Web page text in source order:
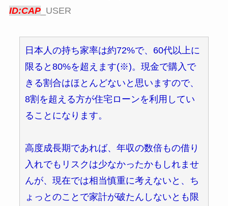
ID:CAP_USER
日本人の持ち家率は約72%で、60代以上に
限ると80%を超えます(※)。現金で購入で
きる割合はほとんどないと思いますので、
8割を超える方が住宅ローンを利用してい
ることになります。
高度成長期であれば、年収の数倍もの借り
入れでもリスクは少なかったかもしれませ
んが、現在では相当慎重に考えないと、ち
ょっとのことで家計が破たんしないとも限